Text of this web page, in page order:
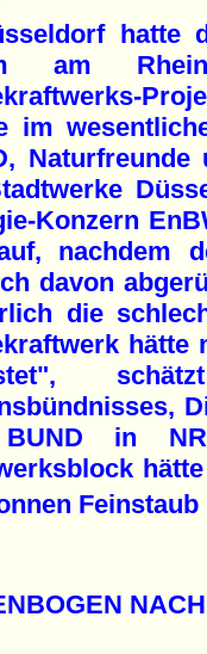
hatte
am
im
Konzern
nachdem
davon
die
hätte
in